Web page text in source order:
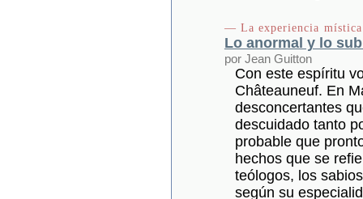
— La experiencia
Lo anormal y lo
por Jean Guitton
Con este espíritu
Châteauneuf. En
desconcertantes
descuidado tanto
probable que
hechos que se
teólogos, los
según su